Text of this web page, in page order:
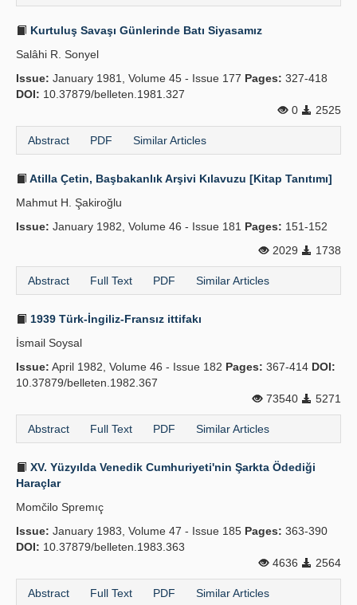
Kurtuluş Savaşı Günlerinde Batı Siyasamız
Salâhi R. Sonyel
Issue: January 1981, Volume 45 - Issue 177 Pages: 327-418
DOI: 10.37879/belleten.1981.327
0
2525
Abstract PDF Similar Articles
Atilla Çetin, Başbakanlık Arşivi Kılavuzu [Kitap Tanıtımı]
Mahmut H. Şakiroğlu
Issue: January 1982, Volume 46 - Issue 181 Pages: 151-152
2029
1738
Abstract Full Text PDF Similar Articles
1939 Türk-İngiliz-Fransız ittifakı
İsmail Soysal
Issue: April 1982, Volume 46 - Issue 182 Pages: 367-414 DOI:
10.37879/belleten.1982.367
73540
5271
Abstract Full Text PDF Similar Articles
XV. Yüzyılda Venedik Cumhuriyeti'nin Şarkta Ödediği
Haraçlar
Momčilo Spremıç
Issue: January 1983, Volume 47 - Issue 185 Pages: 363-390
DOI: 10.37879/belleten.1983.363
4636
2564
Abstract Full Text PDF Similar Articles